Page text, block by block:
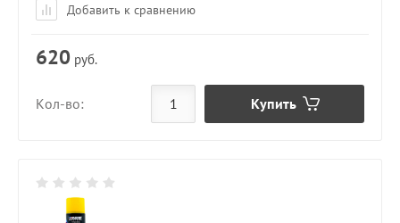
Добавить к сравнению
Кол-во:
620 руб.
Купить